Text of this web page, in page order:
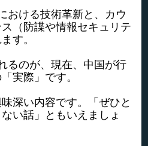
おける技術革新と、カウ
（防諜や情報セキュリテ
す。
るのが、現在、中国が行
実際」です。
深い内容です。「ぜひと
い話」ともいえましょ